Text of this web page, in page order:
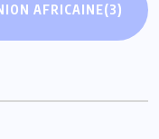
AFRICAINE(3)